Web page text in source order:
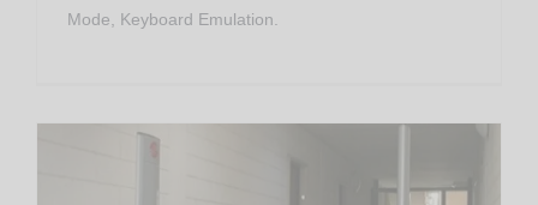
Mode, Keyboard Emulation.